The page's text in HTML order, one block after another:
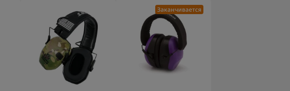
Заканчивается